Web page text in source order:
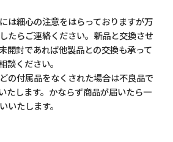
は細心の注意をはらっておりますが万
たらご連絡ください。新品と交換させ
開封であれば他製品との交換も承って
談ください。
の付属品をなくされた場合は不良品で
たします。かならず商品が届いたら一
いたします。